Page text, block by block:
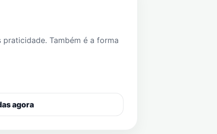
Também é a forma
agora